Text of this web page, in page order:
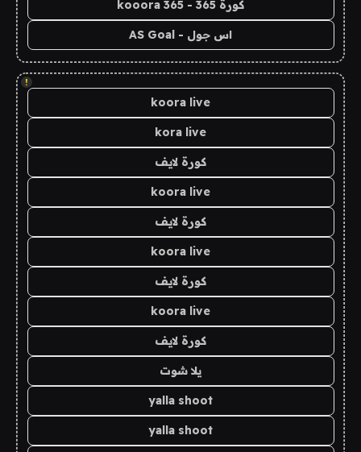
كورة 365 - kooora 365
اس جول - AS Goal
!
koora live
kora live
كورة لايف
koora live
كورة لايف
koora live
كورة لايف
koora live
كورة لايف
يلا شوت
yalla shoot
yalla shoot